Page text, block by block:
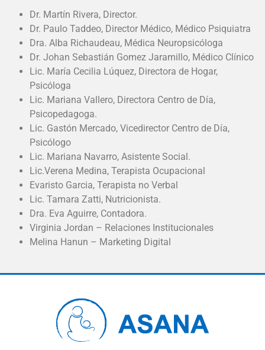
Dr. Martín Rivera, Director.
Dr. Paulo Taddeo, Director Médico, Médico Psiquiatra
Dra. Alba Richaudeau, Médica Neuropsicóloga
Dr. Johan Sebastián Gomez Jaramillo, Médico Clínico
Lic. María Cecilia Lúquez, Directora de Hogar,
Psicóloga
Lic. Mariana Vallero, Directora Centro de Día,
Psicopedagoga.
Lic. Gastón Mercado, Vicedirector Centro de Día,
Psicólogo
Lic. Mariana Navarro, Asistente Social.
Lic.Verena Medina, Terapista Ocupacional
Evaristo Garcia, Terapista no Verbal
Lic. Tamara Zatti, Nutricionista.
Dra. Eva Aguirre, Contadora.
Virginia Jordan – Relaciones Institucionales
Melina Hanun – Marketing Digital